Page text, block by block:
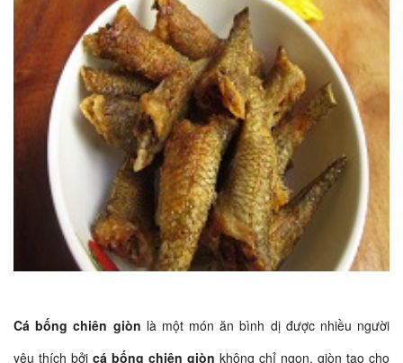
Cá bống chiên giòn là một món ăn bình dị được nhiều người
yêu thích bởi cá bống chiên giòn không chỉ ngon, giòn tạo cho